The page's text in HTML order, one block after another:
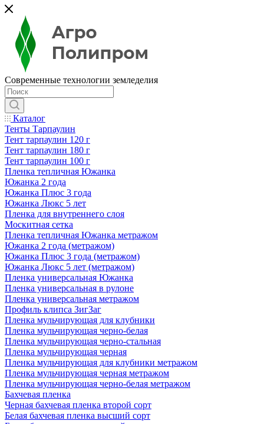
Современные технологии земледелия
Каталог
Тенты Тарпаулин
Тент тарпаулин 120 г
Тент тарпаулин 180 г
Тент тарпаулин 100 г
Пленка тепличная Южанка
Южанка 2 года
Южанка Плюс 3 года
Южанка Люкс 5 лет
Пленка для внутреннего слоя
Москитная сетка
Пленка тепличная Южанка метражом
Южанка 2 года (метражом)
Южанка Плюс 3 года (метражом)
Южанка Люкс 5 лет (метражом)
Пленка универсальная Южанка
Пленка универсальная в рулоне
Пленка универсальная метражом
Профиль клипса ЗигЗаг
Пленка мульчирующая для клубники
Пленка мульчирующая черно-белая
Пленка мульчирующая черно-стальная
Пленка мульчирующая черная
Пленка мульчирующая для клубники метражом
Пленка мульчирующая черная метражом
Пленка мульчирующая черно-белая метражом
Бахчевая пленка
Черная бахчевая пленка второй сорт
Белая бахчевая пленка высший сорт